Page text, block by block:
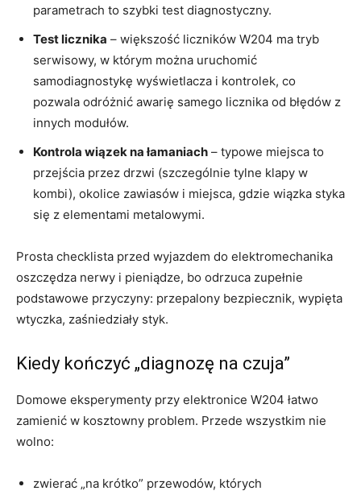
parametrach to szybki test diagnostyczny.
Test licznika – większość liczników W204 ma tryb
serwisowy, w którym można uruchomić
samodiagnostykę wyświetlacza i kontrolek, co
pozwala odróżnić awarię samego licznika od błędów z
innych modułów.
Kontrola wiązek na łamaniach – typowe miejsca to
przejścia przez drzwi (szczególnie tylne klapy w
kombi), okolice zawiasów i miejsca, gdzie wiązka styka
się z elementami metalowymi.
Prosta checklista przed wyjazdem do elektromechanika
oszczędza nerwy i pieniądze, bo odrzuca zupełnie
podstawowe przyczyny: przepalony bezpiecznik, wypięta
wtyczka, zaśniedziały styk.
Kiedy kończyć „diagnozę na czuja”
Domowe eksperymenty przy elektronice W204 łatwo
zamienić w kosztowny problem. Przede wszystkim nie
wolno:
zwierać „na krótko” przewodów, których